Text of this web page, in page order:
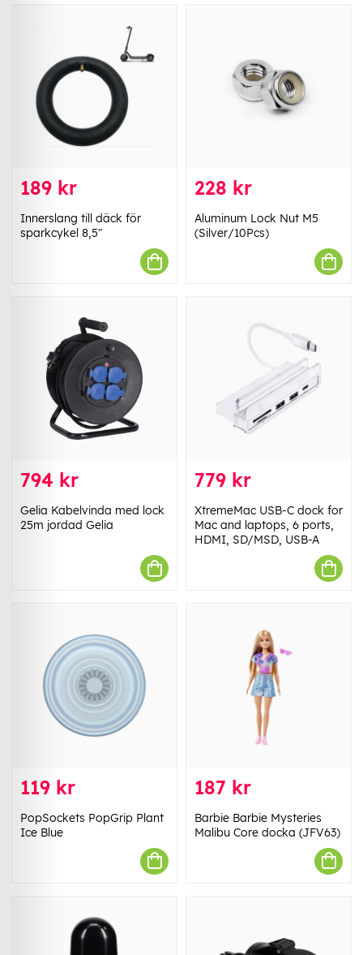
189 kr
Innerslang till däck för
sparkcykel 8,5"
228 kr
Aluminum Lock Nut M5
(Silver/10Pcs)
794 kr
Gelia Kabelvinda med lock
25m jordad Gelia
779 kr
XtremeMac USB-C dock for
Mac and laptops, 6 ports,
HDMI, SD/MSD, USB-A
119 kr
PopSockets PopGrip Plant
Ice Blue
187 kr
Barbie Barbie Mysteries
Malibu Core docka (JFV63)